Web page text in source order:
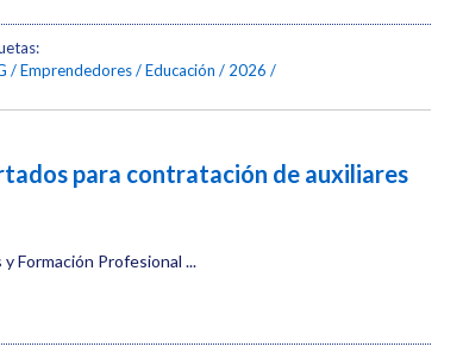
Emprendedores Educación 2026
para contratación de auxiliares
Formación Profesional ...